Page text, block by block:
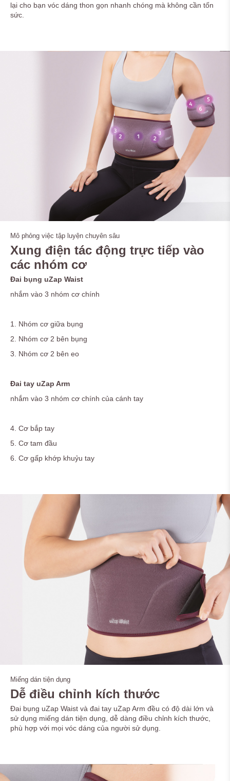
lại cho bạn vóc dáng thon gọn nhanh chóng mà không cần tốn
sức.
Mô phỏng việc tập luyện chuyên sâu
Xung điện tác động trực tiếp vào
các nhóm cơ
Đai bụng uZap Waist
nhắm vào 3 nhóm cơ chính
1. Nhóm cơ giữa bụng
2. Nhóm cơ 2 bên bụng
3. Nhóm cơ 2 bên eo
Đai tay uZap Arm
nhắm vào 3 nhóm cơ chính của cánh tay
4. Cơ bắp tay
5. Cơ tam đầu
6. Cơ gấp khớp khuỷu tay
Miếng dán tiện dụng
Dễ điều chỉnh kích thước
Đai bụng uZap Waist và đai tay uZap Arm đều có độ dài lớn và
sử dụng miếng dán tiện dụng, dễ dàng điều chỉnh kích thước,
phù hợp với mọi vóc dáng của người sử dụng.